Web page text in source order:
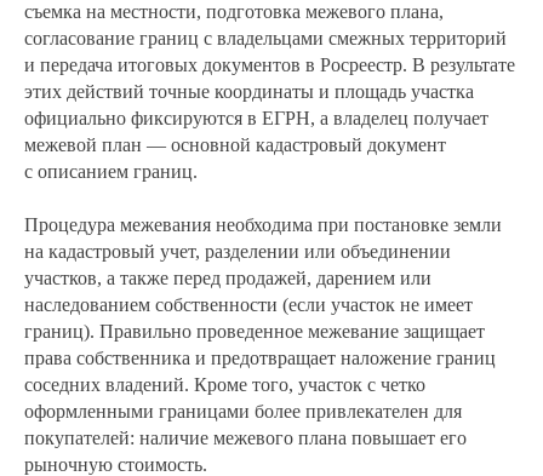
съемка на местности, подготовка межевого плана,
согласование границ с владельцами смежных территорий
и передача итоговых документов в Росреестр. В результате
этих действий точные координаты и площадь участка
официально фиксируются в ЕГРН, а владелец получает
межевой план — основной кадастровый документ
с описанием границ.
Процедура межевания необходима при постановке земли
на кадастровый учет, разделении или объединении
участков, а также перед продажей, дарением или
наследованием собственности (если участок не имеет
границ). Правильно проведенное межевание защищает
права собственника и предотвращает наложение границ
соседних владений. Кроме того, участок с четко
оформленными границами более привлекателен для
покупателей: наличие межевого плана повышает его
рыночную стоимость.